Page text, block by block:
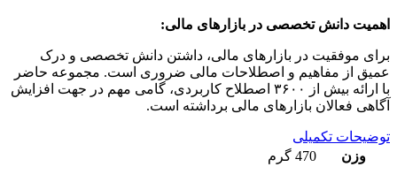
اهمیت دانش تخصصی در بازارهای مالی:
برای موفقیت در بازارهای مالی، داشتن دانش تخصصی و درک
عمیق از مفاهیم و اصطلاحات مالی ضروری است. مجموعه حاضر
با ارائه بیش از ۳۶۰۰ اصطلاح کاربردی، گامی مهم در جهت افزایش
آگاهی فعالان بازارهای مالی برداشته است.
توضیحات تکمیلی
وزن
470 گرم